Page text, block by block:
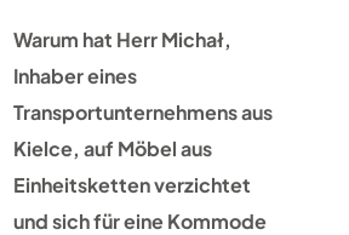
Warum hat Herr Michał,
Inhaber eines
Transportunternehmens aus
Kielce, auf Möbel aus
Einheitsketten verzichtet
und sich für eine Kommode